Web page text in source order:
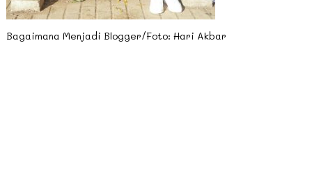
Bagaimana Menjadi Blogger/Foto: Hari Akbar